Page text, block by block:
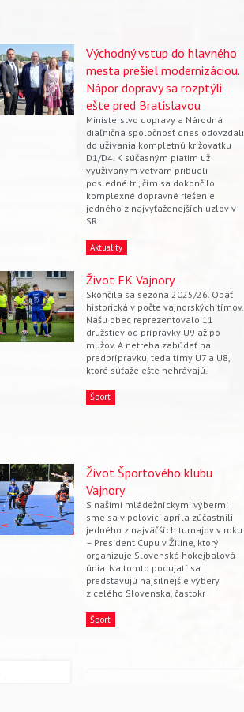
Východný vstup do hlavného
mesta prešiel modernizáciou.
Nápor dopravy sa rozptýli
ešte pred Bratislavou
Ministerstvo dopravy a Národná
diaľničná spoločnosť dnes odovzdali
do užívania kompletnú križovatku
D1/D4. K súčasným piatim už
využívaným vetvám pribudli
posledné tri, čím sa dokončilo
komplexné dopravné riešenie
jedného z najvyťaženejších uzlov v
SR.
Aktuality
Život FK Vajnory
Skončila sa sezóna 2025/26. Opäť
historická v počte vajnorských tímov.
Našu obec reprezentovalo 11
družstiev od prípravky U9 až po
mužov. A netreba zabúdať na
predprípravku, teda tímy U7 a U8,
ktoré súťaže ešte nehrávajú.
Šport
Život Športového klubu
Vajnory
S našimi mládežníckymi výbermi
sme sa v polovici apríla zúčastnili
jedného z najväčších turnajov v roku
– President Cupu v Žiline, ktorý
organizuje Slovenská hokejbalová
únia. Na tomto podujatí sa
predstavujú najsilnejšie výbery
z celého Slovenska, častokr
Šport